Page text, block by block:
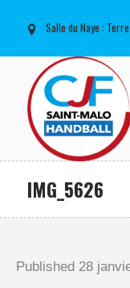
Salle du Naye :
IMG_5626
Published 28